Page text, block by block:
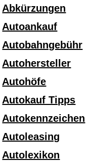
Abkürzungen
Autoankauf
Autobahngebühr
Autohersteller
Autohöfe
Autokauf Tipps
Autokennzeichen
Autoleasing
Autolexikon